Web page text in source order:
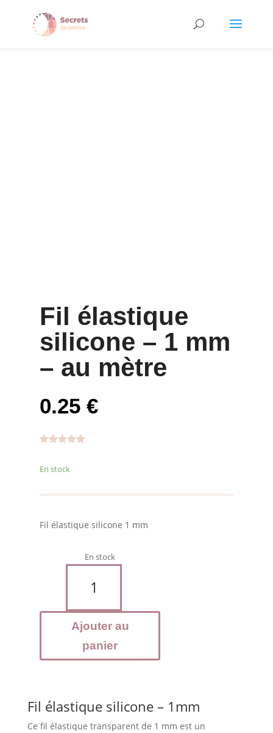
Fil élastique
silicone – 1 mm
– au mètre
0.25 €
basé sur
En stock
Fil élastique silicone 1 mm
En stock
élastique
silicone
mètre
Ajouter au
panier
Fil élastique silicone – 1mm
Ce fil élastique transparent de 1 mm est un